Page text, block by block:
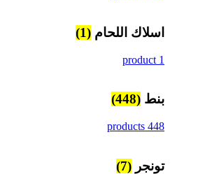
اسلاك اللحام (1)
1 product
بنط (448)
448 products
تونجر (7)